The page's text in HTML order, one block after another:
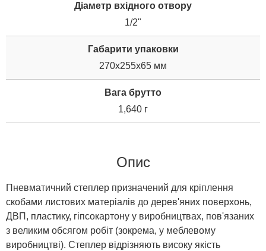
Діаметр вхідного отвору
1/2"
Габарити упаковки
270x255x65 мм
Вага брутто
1,640 г
Опис
Пневматичний степлер призначений для кріплення
скобами листових матеріалів до дерев'яних поверхонь,
ДВП, пластику, гіпсокартону у виробництвах, пов'язаних
з великим обсягом робіт (зокрема, у меблевому
виробництві). Степлер відрізняють високу якість